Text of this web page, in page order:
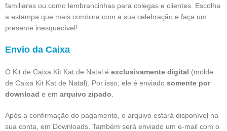
familiares ou como lembrancinhas para colegas e clientes. Escolha
a estampa que mais combina com a sua celebração e faça um
presente inesquecível!
Envio da Caixa
O Kit de Caixa Kit Kat de Natal é exclusivamente digital (molde
de Caixa Kit Kat de Natal). Por isso, ele é enviado somente por
download e em arquivo zipado
Após a confirmação do pagamento, o arquivo estará disponível na
sua conta, em Downloads. Também será enviado um e-mail com o